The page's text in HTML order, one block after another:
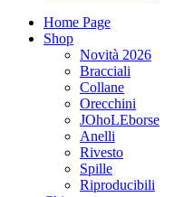
Home Page
Shop
Novità 2026
Bracciali
Collane
Orecchini
JOhoLEborse
Anelli
Rivesto
Spille
Riproducibili